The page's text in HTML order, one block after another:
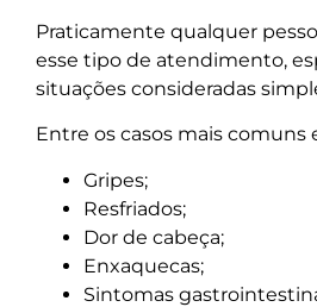
Praticamente qualquer
esse tipo de atendimento,
situações consideradas
Entre os casos mais comuns
Gripes;
Resfriados;
Dor de cabeça;
Enxaquecas;
Sintomas